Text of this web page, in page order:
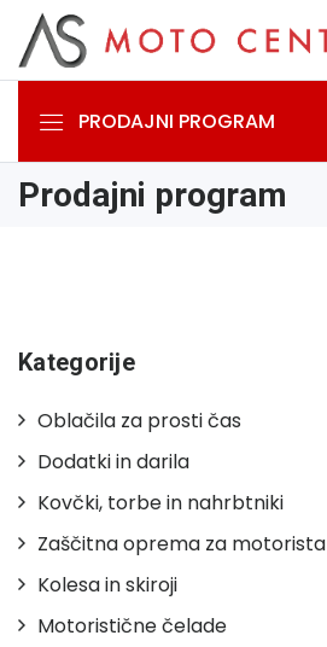
PRODAJNI PROGRAM
Prodajni program
Kategorije
Oblačila za prosti čas
Dodatki in darila
Kovčki, torbe in nahrbtniki
Zaščitna oprema za motorista
Kolesa in skiroji
Motoristične čelade